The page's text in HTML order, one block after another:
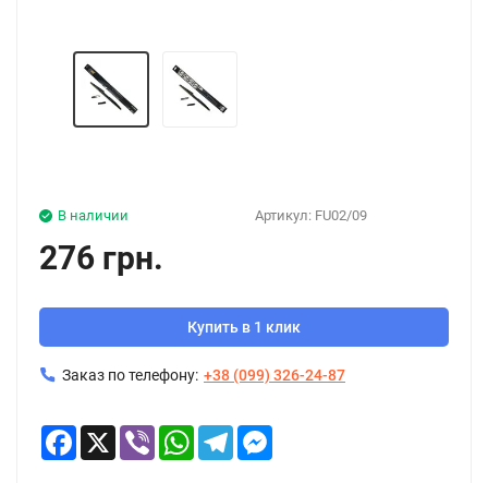
Артикул: FU02/09
В наличии
276 грн.
Купить в 1 клик
Заказ по телефону: +38 (099) 326-24-87
Facebook
X Viber WhatsApp
Telegram